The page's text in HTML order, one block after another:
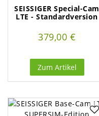
SEISSIGER Special-Cam
LTE - Standardversion
379,00 €
Zum Artikel